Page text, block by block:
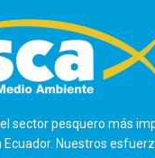
sector pesquero más
Nuestros